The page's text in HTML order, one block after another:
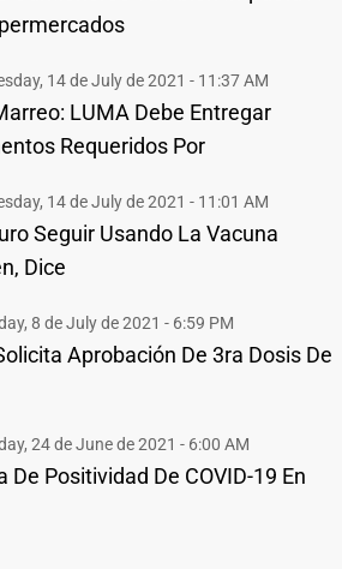
14 de July de 2021 - 11:37 AM
LUMA Debe Entregar
Requeridos Por
14 de July de 2021 - 11:01 AM
Seguir Usando La Vacuna
Dice
8 de July de 2021 - 6:59 PM
Aprobación De 3ra Dosis De
24 de June de 2021 - 6:00 AM
De Positividad De COVID-19 En